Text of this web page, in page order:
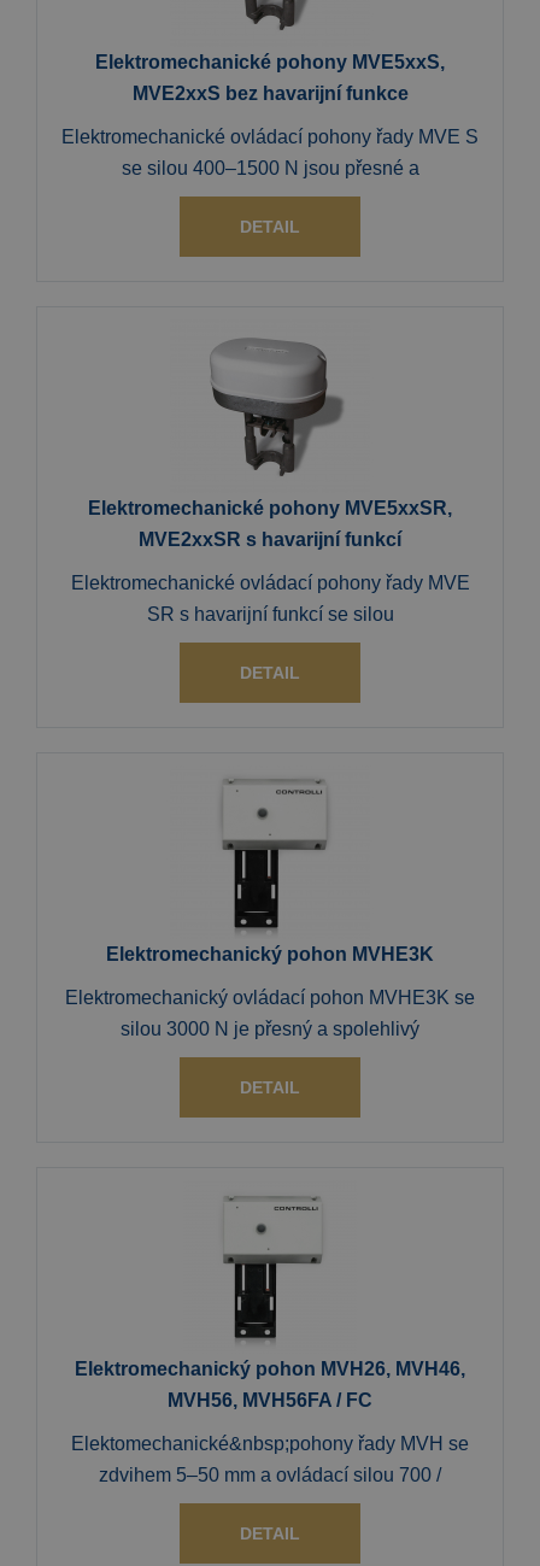
Elektromechanické pohony MVE5xxS,
MVE2xxS bez havarijní funkce
Elektromechanické ovládací pohony řady MVE S
se silou 400–1500 N jsou přesné a
DETAIL
Elektromechanické pohony MVE5xxSR,
MVE2xxSR s havarijní funkcí
Elektromechanické ovládací pohony řady MVE
SR s havarijní funkcí se silou
DETAIL
Elektromechanický pohon MVHE3K
Elektromechanický ovládací pohon MVHE3K se
silou 3000 N je přesný a spolehlivý
DETAIL
Elektromechanický pohon MVH26, MVH46,
MVH56, MVH56FA / FC
Elektomechanické&nbsp;pohony řady MVH se
zdvihem 5–50 mm a ovládací silou 700 /
DETAIL